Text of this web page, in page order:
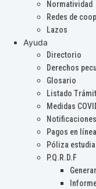
Normatividad
Redes de
Lazos
Ayuda
Directorio
Derechos
Glosario
Listado
Medidas
Pagos en línea
Póliza
P.Q.R.D.F